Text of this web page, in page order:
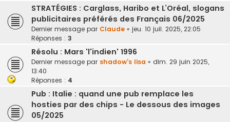
STRATÉGIES : Carglass, Haribo et L’Oréal, slogans
publicitaires préférés des Français 06/2025
Dernier message par Claude « jeu. 10 juil. 2025, 22:05
Réponses : 3
Résolu : Mars 'l'indien' 1996
Dernier message par shadow's lisa « dim. 29 juin 2025,
13:40
Réponses : 4
Pub : Italie : quand une pub remplace les
hosties par des chips - Le dessous des images
05/2025